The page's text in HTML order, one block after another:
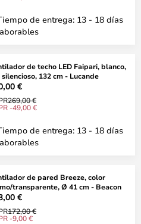
de entrega: 13 - 18 días
de techo LED Faipari, blanco,
silencioso, 132 cm - Lucande
€
269,00 €
-49,00 €
de entrega: 13 - 18 días
de pared Breeze, color
transparente, Ø 41 cm - Beacon
€
172,00 €
-9,00 €